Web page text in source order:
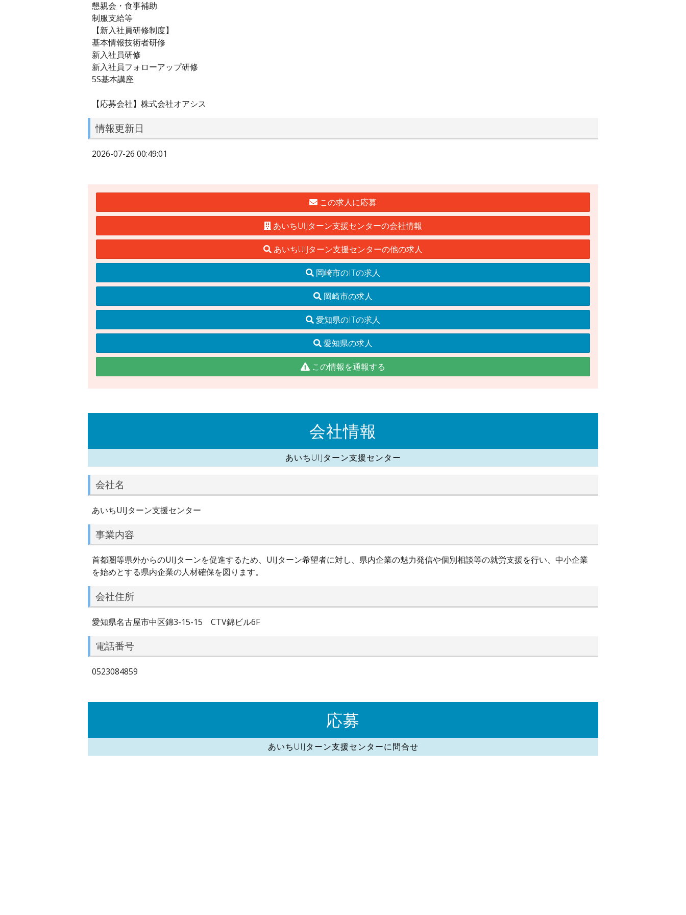
懇親会・食事補助
制服支給等
【新入社員研修制度】
基本情報技術者研修
新入社員研修
新入社員フォローアップ研修
5S基本講座
【応募会社】株式会社オアシス
情報更新日
2026-07-26 00:49:01
この求人に応募
あいちUIJターン支援センターの会社情報
あいちUIJターン支援センターの他の求人
岡崎市のITの求人
岡崎市の求人
愛知県のITの求人
愛知県の求人
この情報を通報する
会社情報
あいちUIJターン支援センター
会社名
あいちUIJターン支援センター
事業内容
首都圏等県外からのUIJターンを促進するため、UIJターン希望者に対し、県内企業の魅力発信や個別相談等の就労支援を行い、中小企業
を始めとする県内企業の人材確保を図ります。
会社住所
愛知県名古屋市中区錦3-15-15 CTV錦ビル6F
電話番号
0523084859
応募
あいちUIJターン支援センターに問合せ